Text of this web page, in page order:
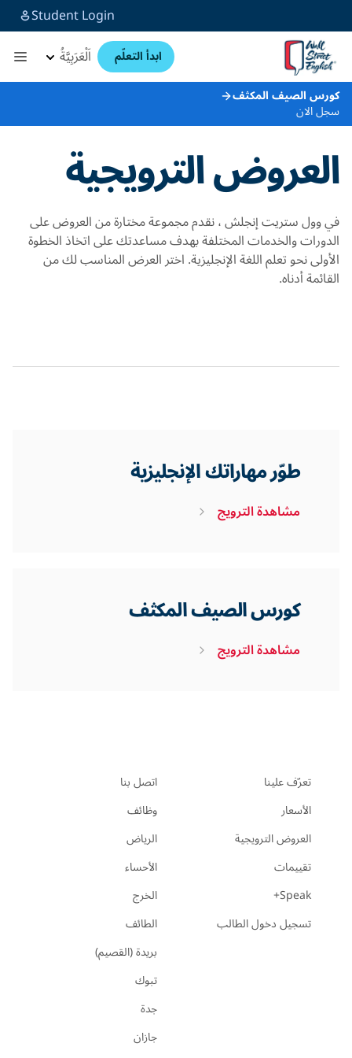
Student Login
ابدأ التعلّم اَلْعَرَبِيَّةُ
كورس الصيف المكثف
سجل الان
العروض الترويجية
في وول ستريت إنجلش ، نقدم مجموعة مختارة من العروض على
الدورات والخدمات المختلفة بهدف مساعدتك على اتخاذ الخطوة
الأولى نحو تعلم اللغة الإنجليزية. اختر العرض المناسب لك من
القائمة أدناه.
طوّر مهاراتك الإنجليزية
مشاهدة الترويج
كورس الصيف المكثف
مشاهدة الترويج
تعرّف علينا
الأسعار
العروض الترويجية
تقييمات
Speak+
تسجيل دخول الطالب
اتصل بنا
وظائف
الرياض
الأحساء
الخرج
الطائف
بريدة (القصيم)
تبوك
جدة
جازان